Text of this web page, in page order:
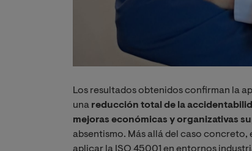
Los resultados obtenidos confirman la
una reducción total de la
mejoras económicas y organizativas
absentismo. Más allá del caso concreto,
aplicar la ISO 45001 en entornos